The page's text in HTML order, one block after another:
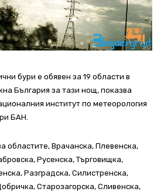
бури е обявен за 19 области в
България за тази нощ, показва
институт по метеорология
БАН.
областите, Врачанска, Плевенска,
Русенска, Търговищка,
Разградска, Силистренска,
Старозагорска, Сливенска,